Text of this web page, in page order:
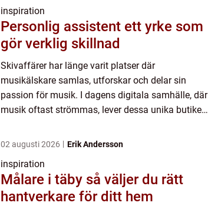
inspiration
Personlig assistent ett yrke som
gör verklig skillnad
Skivaffärer har länge varit platser där
musikälskare samlas, utforskar och delar sin
passion för musik. I dagens digitala samhälle, där
musik oftast strömmas, lever dessa unika butiker
02 augusti 2026 Erik Andersson
inspiration
Målare i täby så väljer du rätt
hantverkare för ditt hem